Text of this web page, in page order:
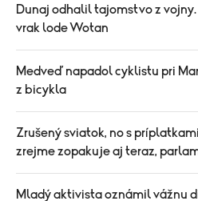
Dunaj odhalil tajomstvo z
vrak lode Wotan
Medveď napadol cyklistu pri
z bicykla
Zrušený sviatok, no s
zrejme zopakuje aj teraz,
Mladý aktivista oznámil vážnu